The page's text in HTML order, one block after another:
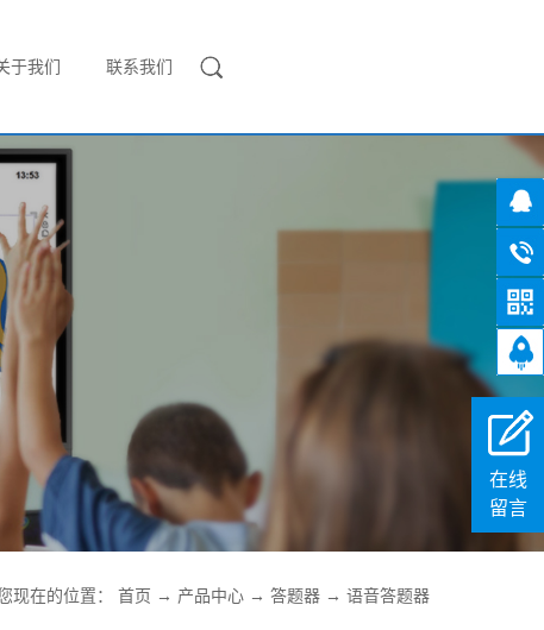
于我们 联系我们
现在的位置： 首页 → 产品中心 → 答题器 → 语音答题器
在线
留言